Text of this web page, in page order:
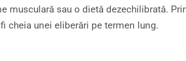
musculară sau o dietă dezechilibrată.
cheia unei eliberări pe termen lung.